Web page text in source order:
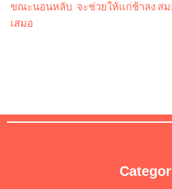
ขณะนอนหลับ จะช่วยให้แก่ช้าลง สม
เสมอ